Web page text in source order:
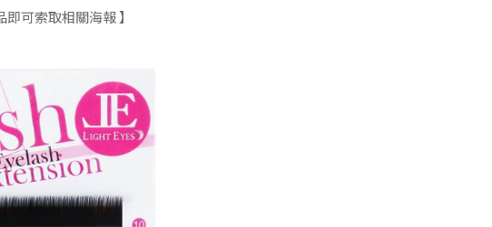
即可索取相關海報 】